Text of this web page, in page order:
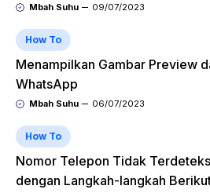
Mbah Suhu 09/07/2023
How To
Menampilkan Gambar Preview
WhatsApp
Mbah Suhu 06/07/2023
How To
Nomor Telepon Tidak
dengan Langkah-langkah